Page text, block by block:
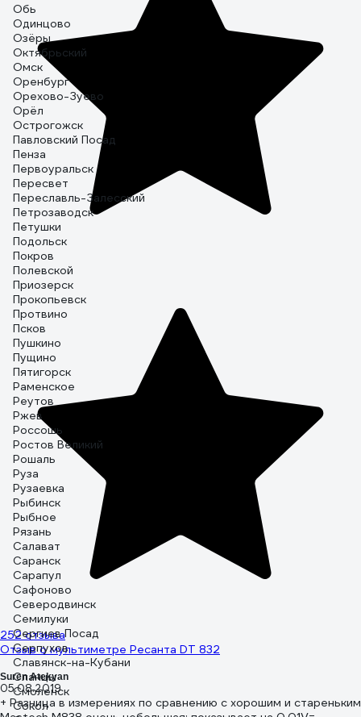
252 отзыва
Отзыв о мультиметре Ресанта DT 832
Suren Atekyan
05.08.2019
+ Разница в измерениях по сравнению с хорошим и стареньким
Обь
Одинцово
Озёры
Октябрьский
Омск
Оренбург
Орехово-Зуево
Орёл
Острогожск
Павловский Посад
Пенза
Первоуральск
Пересвет
Переславль-Залесский
Петрозаводск
Петушки
Подольск
Покров
Полевской
Приозерск
Прокопьевск
Протвино
Псков
Пушкино
Пущино
Пятигорск
Раменское
Реутов
Ржев
Россошь
Ростов Великий
Рошаль
Руза
Рузаевка
Рыбинск
Рыбное
Рязань
Салават
Саранск
Сарапул
Сафоново
Северодвинск
Семилуки
Сергиев Посад
Серпухов
Славянск-на-Кубани
Сланцы
Смоленск
Сокол